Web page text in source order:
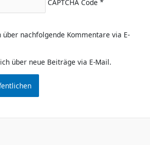
CAPTCHA Code *
nachfolgende Kommentare via E-
über neue Beiträge via E-Mail.